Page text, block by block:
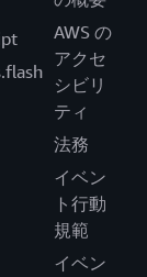
AWS の
アクセ
シビリ
ティ
法務
イベン
ト行動
規範
イベン